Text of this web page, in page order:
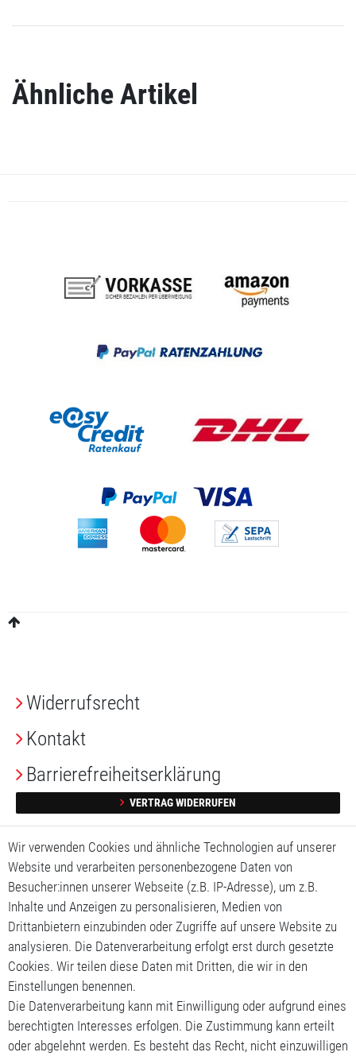
Ähnliche Artikel
Widerrufs­recht
Kontakt
Barrierefreiheitserklärung
VERTRAG WIDERRUFEN
Impressum
Daten­schutz­erklärung
AGB
Mein Konto
Mein Warenkorb
Meine Wunschliste
Wir verwenden Cookies und ähnliche Technologien auf unserer
Website und verarbeiten personenbezogene Daten von
Besucher:innen unserer Webseite (z.B. IP-Adresse), um z.B.
Inhalte und Anzeigen zu personalisieren, Medien von
Drittanbietern einzubinden oder Zugriffe auf unsere Website zu
analysieren. Die Datenverarbeitung erfolgt erst durch gesetzte
Cookies. Wir teilen diese Daten mit Dritten, die wir in den
Einstellungen benennen.
Die Datenverarbeitung kann mit Einwilligung oder aufgrund eines
berechtigten Interesses erfolgen. Die Zustimmung kann erteilt
oder abgelehnt werden. Es besteht das Recht, nicht einzuwilligen